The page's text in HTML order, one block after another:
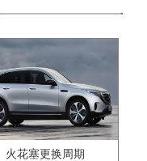
火花塞更换周期